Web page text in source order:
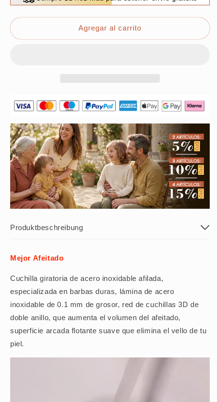
Afeitadora
mini
USB
hombres,
ideal
el
hogar,
el
coche
y
los
viajes
Afeitadora
mini
eléctrica
USB
hombres,
ideal
el
hogar,
el
coche
y
los
viajes
Agregar al carrito
Produktbeschreibung
Mejor Afeitado
Cuchilla giratoria de acero inoxidable afilada,
especializada en barbas duras, lámina de acero
inoxidable de 0.1 mm de grosor, red de cuchillas 3D de
doble anillo, que aumenta el volumen del afeitado,
superficie arcada flotante suave que elimina el vello de tu
piel.